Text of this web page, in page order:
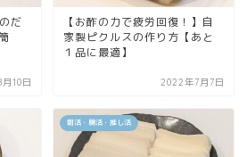
だ
10日
【お酢の力で疲労回復！】自
家製ピクルスの作り方【あと
１品に最適】
2022年7月7日
朝活・腸活・推し活